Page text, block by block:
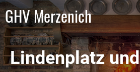
GHV Merzenich
Lindenplatz und